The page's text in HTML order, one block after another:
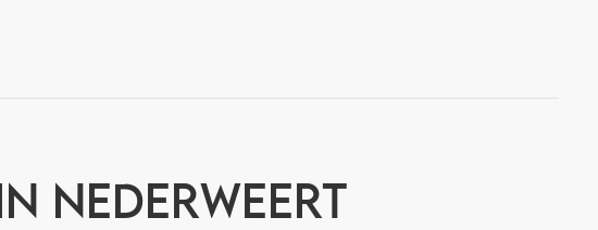
Nederweert